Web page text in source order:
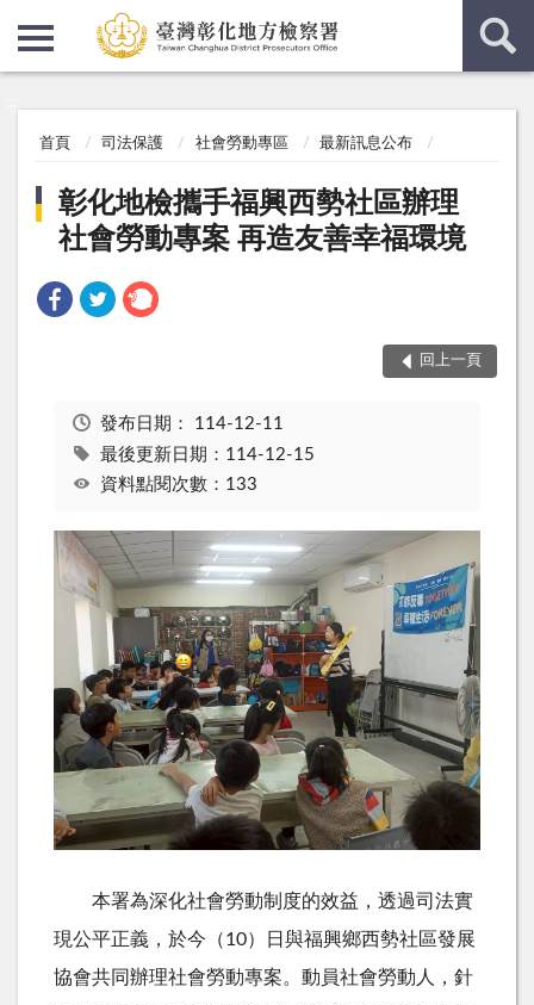
首頁 司法保護 社會勞動專區 最新訊息公布
彰化地檢攜手福興西勢社區辦理
社會勞動專案 再造友善幸福環境
回上一頁
發布日期： 114-12-11
最後更新日期：114-12-15
資料點閱次數：133
本署為深化社會勞動制度的效益，透過司法實
現公平正義，於今（10）日與福興鄉西勢社區發展
協會共同辦理社會勞動專案。動員社會勞動人，針